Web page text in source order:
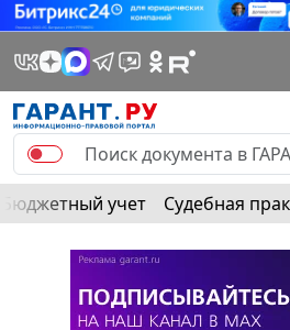
Бюджетный учет Судебная